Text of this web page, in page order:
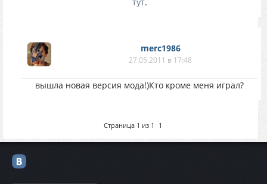
merc1986
27.05.2011 в 17:48
вышла новая версия мода!)Кто кроме меня играл?
Страница 1 из 1 1